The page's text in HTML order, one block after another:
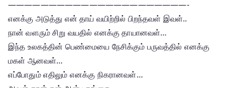
——————————————————————-
எனக்கு அடுத்து என் தாய் வயிற்றில் பிறந்தவள் இவள்..
நான் வளரும் சிறு வயதில் எனக்கு தாயானவள்…
இந்த உலகத்தின் பெண்மையை நேசிக்கும் பருவத்தில் எனக்கு
மகள் ஆனவள்…
எப்போதும் எதிலும் எனக்கு நிகரானவள்…